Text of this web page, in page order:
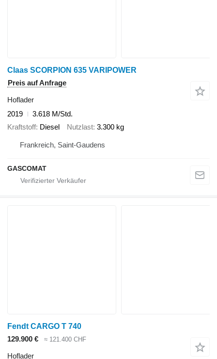
Claas SCORPION 635 VARIPOWER
Preis auf Anfrage
Hoflader
2019
3.618 M/Std.
Kraftstoff Diesel Nutzlast 3.300 kg
Frankreich, Saint-Gaudens
GASCOMAT
Fendt CARGO T 740
129.900 €
≈ 121.400 CHF
Hoflader